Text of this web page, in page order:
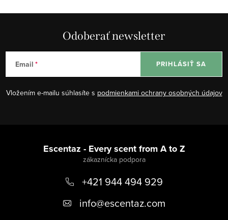
Odoberať newsletter
Email
Vložením e-mailu súhlasíte s podmienkami ochrany osobných údajov
PRIHLÁSIŤ SA
Escentaz - Every scent from A to Z
+421 944 494 929
info@escentaz.com